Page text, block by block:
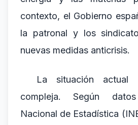
contexto, el Gobierno
la patronal y los
nuevas medidas anticrisis.
La situación actual
compleja. Según
Nacional de Estadística